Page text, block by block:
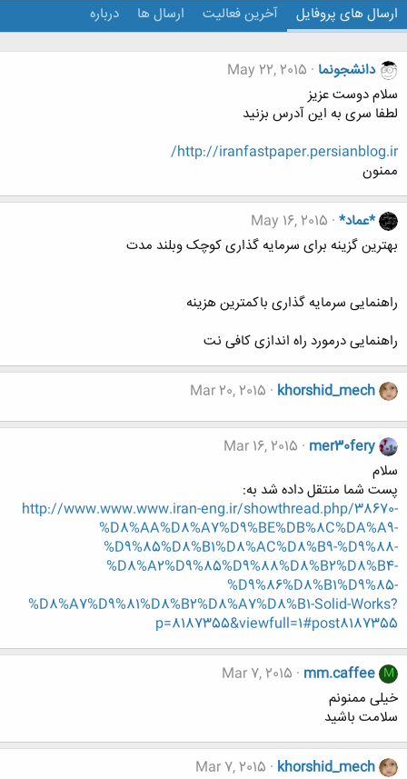
ارسال های پروفایل آخرین فعالیت ارسال ها درباره
دانشجونما May 22, 2015
سلام دوست عزیز
لطفا سری به این آدرس بزنید
http://iranfastpaper.persianblog.ir/
ممنون
*عماد* May 16, 2015
بهترین گزینه برای سرمایه گذاری کوچک وبلند مدت
راهنمایی سرمایه گذاری باکمترین هزینه
راهنمایی درمورد راه اندازی کافی نت
khorshid_mech
Mar 20, 2015
mer30fery
Mar 16, 2015
سلام
پست شما منتقل داده شد به:
http://www.www.www.iran-eng.ir/showthread.php/38670-
%D8%AA%D8%A7%D9%BE%DB%8C%DA%A9-
%D9%85%D8%B1%D8%AC%D8%B9-%D9%88-
%D8%A2%D9%85%D9%88%D8%B2%D8%B4-
%D9%86%D8%B1%D9%85-
%D8%A7%D9%81%D8%B2%D8%A7%D8%B1-Solid-Works?
p=8187355&viewfull=1#post8187355
M
mm.caffee
Mar 7, 2015
خیلی ممنونم
سلامت باشید
khorshid_mech
Mar 7, 2015